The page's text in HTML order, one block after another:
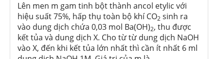
Lên men m gam tinh bột thành ancol etylic với
hiệu suất 75%, hấp thụ toàn bộ khí CO2 sinh ra
vào dung dịch chứa 0,03 mol Ba(OH)2, thu được
kết tủa và dung dịch X. Cho từ từ dung dịch NaOH
vào X, đến khi kết tủa lớn nhất thì cần ít nhất 6 ml